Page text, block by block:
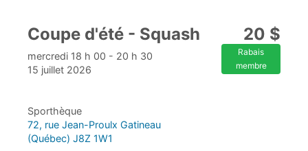
Coupe d'été - Squash
mercredi 18 h 00 - 20 h 30
15 juillet 2026
20 $
Rabais
membre
Sporthèque
72, rue Jean-Proulx Gatineau
(Québec) J8Z 1W1